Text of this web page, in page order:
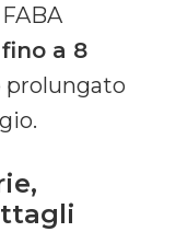
a 8
prolungato